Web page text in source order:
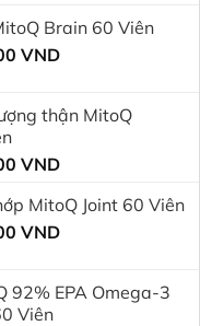
tại
là:
Brain 60 Viên
VND.
VNDGiá
là:
thận MitoQ
VND.
VNDGiá
tại
là:
MitoQ Joint 60 Viên
VND.
VNDGiá
là:
92% EPA Omega-3
Viên